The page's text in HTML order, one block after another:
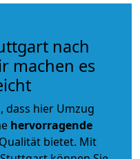
nach
machen es
dass hier Umzug
hervorragende
bietet. Mit